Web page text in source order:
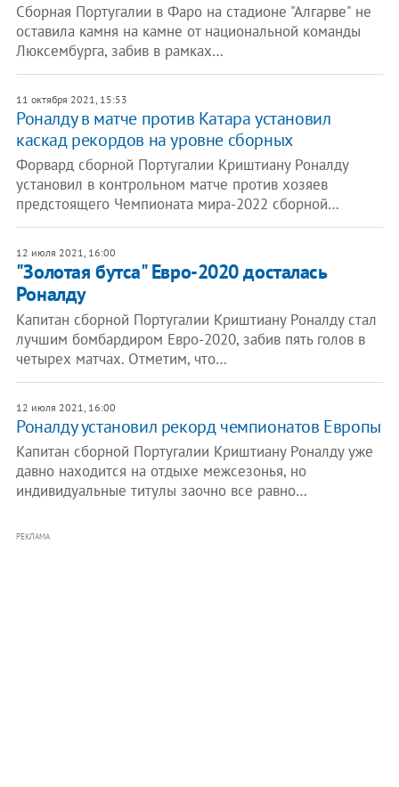
Сборная Португалии в Фаро на стадионе "Алгарве" не
оставила камня на камне от национальной команды
Люксембурга, забив в рамках…
11 октября 2021, 15:53
Роналду в матче против Катара установил
каскад рекордов на уровне сборных
Форвард сборной Португалии Криштиану Роналду
установил в контрольном матче против хозяев
предстоящего Чемпионата мира-2022 сборной…
12 июля 2021, 16:00
"Золотая бутса" Евро-2020 досталась
Роналду
Капитан сборной Португалии Криштиану Роналду стал
лучшим бомбардиром Евро-2020, забив пять голов в
четырех матчах. Отметим, что…
12 июля 2021, 16:00
Роналду установил рекорд чемпионатов Европы
Капитан сборной Португалии Криштиану Роналду уже
давно находится на отдыхе межсезонья, но
индивидуальные титулы заочно все равно…
РЕКЛАМА